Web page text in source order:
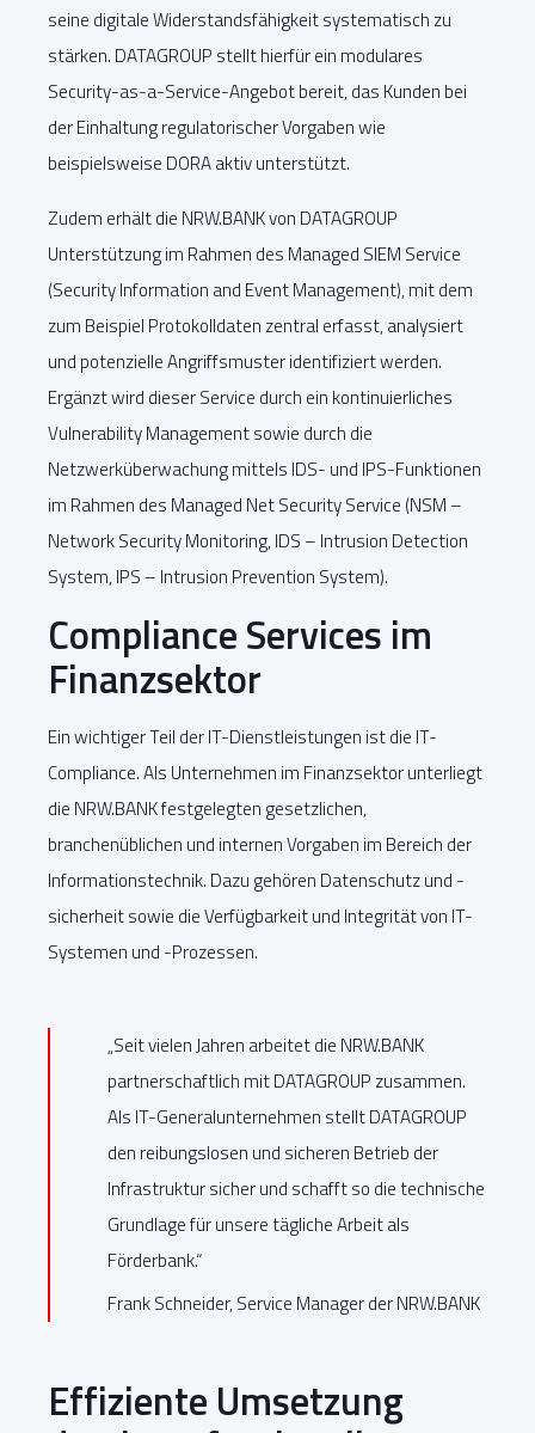
seine digitale Widerstandsfähigkeit systematisch zu
stärken. DATAGROUP stellt hierfür ein modulares
Security-as-a-Service-Angebot bereit, das Kunden bei
der Einhaltung regulatorischer Vorgaben wie
beispielsweise DORA aktiv unterstützt.
Zudem erhält die NRW.BANK von DATAGROUP
Unterstützung im Rahmen des Managed SIEM Service
(Security Information and Event Management), mit dem
zum Beispiel Protokolldaten zentral erfasst, analysiert
und potenzielle Angriffsmuster identifiziert werden.
Ergänzt wird dieser Service durch ein kontinuierliches
Vulnerability Management sowie durch die
Netzwerküberwachung mittels IDS- und IPS-Funktionen
im Rahmen des Managed Net Security Service (NSM –
Network Security Monitoring, IDS – Intrusion Detection
System, IPS – Intrusion Prevention System).
Compliance Services im
Finanzsektor
Ein wichtiger Teil der IT-Dienstleistungen ist die IT-
Compliance. Als Unternehmen im Finanzsektor unterliegt
die NRW.BANK festgelegten gesetzlichen,
branchenüblichen und internen Vorgaben im Bereich der
Informationstechnik. Dazu gehören Datenschutz und -
sicherheit sowie die Verfügbarkeit und Integrität von IT-
Systemen und -Prozessen.
„Seit vielen Jahren arbeitet die NRW.BANK
partnerschaftlich mit DATAGROUP zusammen.
Als IT-Generalunternehmen stellt DATAGROUP
den reibungslosen und sicheren Betrieb der
Infrastruktur sicher und schafft so die technische
Grundlage für unsere tägliche Arbeit als
Förderbank.“
Frank Schneider, Service Manager der NRW.BANK
Effiziente Umsetzung